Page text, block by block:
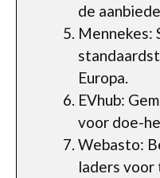
de
Mennekes:
Europa.
EVhub:
voor doe-
Webasto:
laders voor